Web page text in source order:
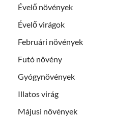
Évelő növények
Évelő virágok
Februári növények
Futó növény
Gyógynövények
Illatos virág
Májusi növények